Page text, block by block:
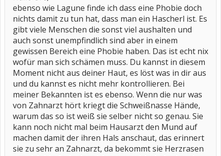
ebenso wie Lagune finde ich dass eine Phobie doch
nichts damit zu tun hat, dass man ein Hascherl ist. Es
gibt viele Menschen die sonst viel aushalten und
auch sonst unempfindlich sind aber in einem
gewissen Bereich eine Phobie haben. Das ist echt nix
wofür man sich schämen muss. Du kannst in diesem
Moment nicht aus deiner Haut, es löst was in dir aus
und du kannst es nicht mehr kontrollieren. Bei
meiner Bekannten ist es ebenso. Wenn die nur was
von Zahnarzt hört kriegt die Schweißnasse Hände,
warum das so ist weiß sie selber nicht so genau. Sie
kann noch nicht mal beim Hausarzt den Mund auf
machen damit der ihren Hals anschaut, das erinnert
sie zu sehr an Zahnarzt, da bekommt sie Herzrasen